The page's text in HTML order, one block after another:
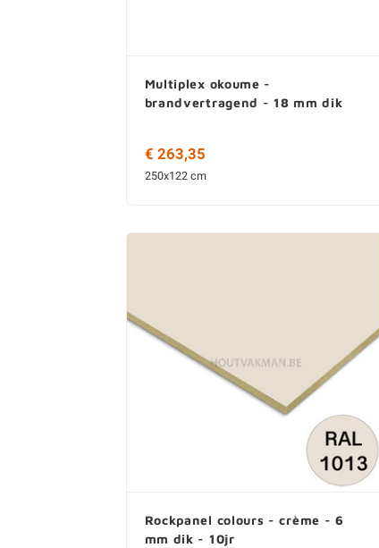
Multiplex okoume -
brandvertragend - 18 mm dik
€ 263,35
250x122 cm
Rockpanel colours - crème - 6
mm dik - 10jr